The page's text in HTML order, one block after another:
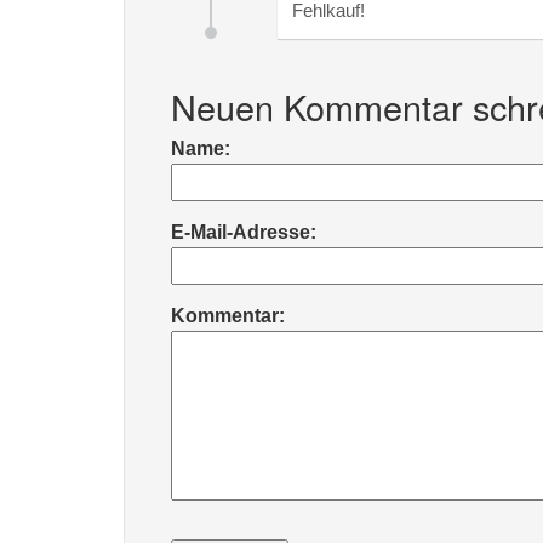
Fehlkauf!
Neuen Kommentar
Name:
E-Mail-Adresse:
Kommentar: